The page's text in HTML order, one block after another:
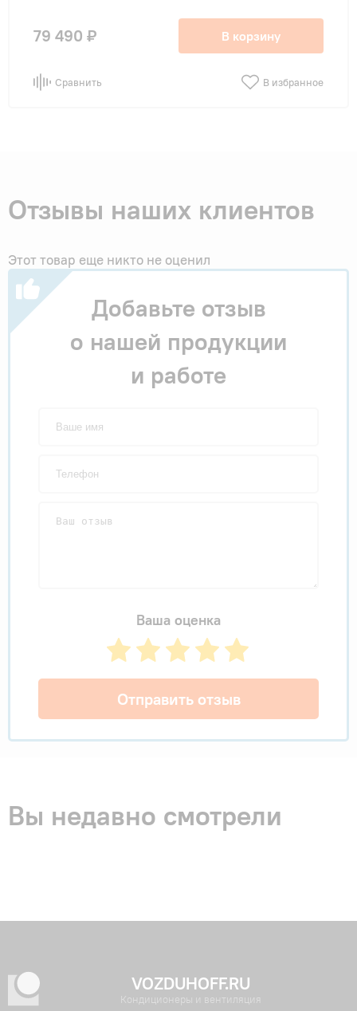
79 490 ₽ В корзину
Сравнить В избранное
Отзывы наших клиентов
Этот товар еще никто не оценил
Добавьте отзыв
о нашей продукции
и работе
Ваша оценка
Отправить отзыв
Вы недавно смотрели
VOZDUHOFF.RU
Кондиционеры и вентиляция